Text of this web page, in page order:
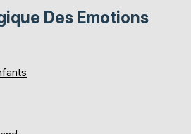
Des Emotions